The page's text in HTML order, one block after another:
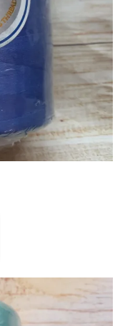
produsului.